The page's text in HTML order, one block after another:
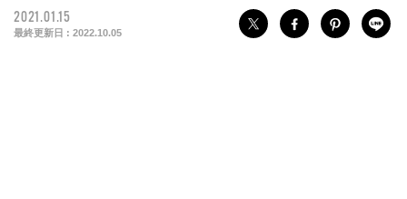
2021.01.15
最終更新日 : 2022.10.05